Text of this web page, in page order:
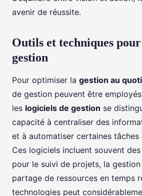
avenir de réussite.
Outils et techniques
gestion
Pour optimiser la gestion au
de gestion peuvent être
les logiciels de gestion se
capacité à centraliser des
et à automatiser certaines tâches
Ces logiciels incluent souvent
pour le suivi de projets, la
partage de ressources en temps
technologies peut